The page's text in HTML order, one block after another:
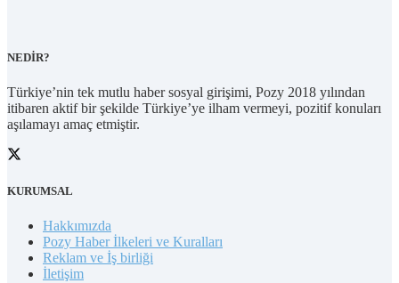
NEDİR?
Türkiye’nin tek mutlu haber sosyal girişimi, Pozy 2018 yılından
itibaren aktif bir şekilde Türkiye’ye ilham vermeyi, pozitif konuları
aşılamayı amaç etmiştir.
KURUMSAL
Hakkımızda
Pozy Haber İlkeleri ve Kuralları
Reklam ve İş birliği
İletişim